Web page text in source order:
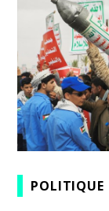
POLITIQUE